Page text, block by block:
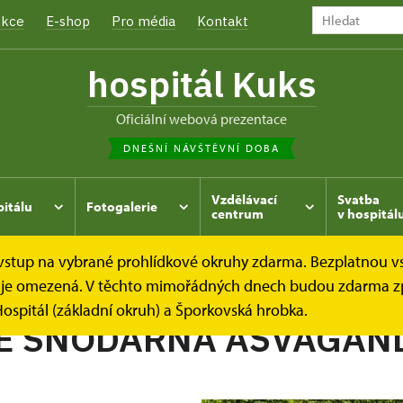
E-shop Pro média Kontakt
hospitál Kuks
oficiální webová prezentace
DNEŠNÍ NÁVŠTĚVNÍ DOBA
Fotogalerie
Vzdělávací
centrum
Svatba
v
na vybrané prohlídkové okruhy zdarma. Bezplatnou
omezená. V těchto mimořádných dnech budou zdarma
(základní okruh) a Šporkovská hrobka.
Kukský herbář - aneb co u nás roste... VITÁNIE
SNODÁRNÁ